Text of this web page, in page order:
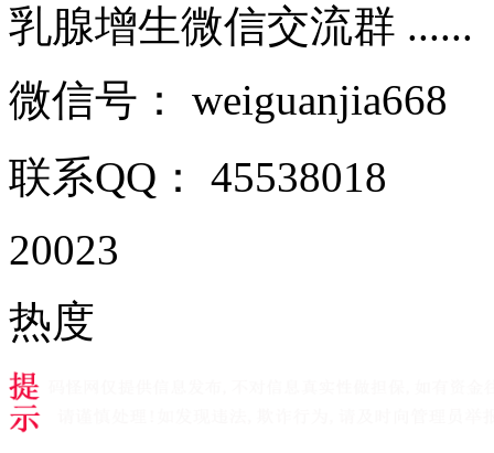
乳腺增生微信交流群 ......
微信号： weiguanjia668
联系QQ： 45538018
20023
热度